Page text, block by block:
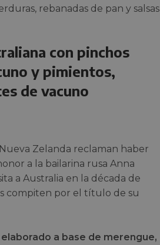
rebanadas de pan y salsas
Zelanda reclaman haber
a la bailarina rusa Anna
a Australia en la década de
compiten por el título de su
a base de merengue,